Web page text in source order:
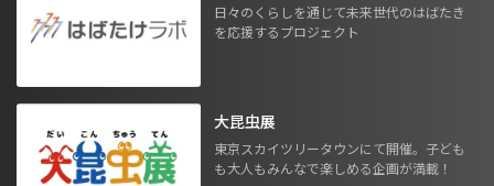
日々のくらしを通じて未来世代のはばたき
を応援するプロジェクト
大昆虫展
東京スカイツリータウンにて開催。子ども
も大人もみんなで楽しめる企画が満載！